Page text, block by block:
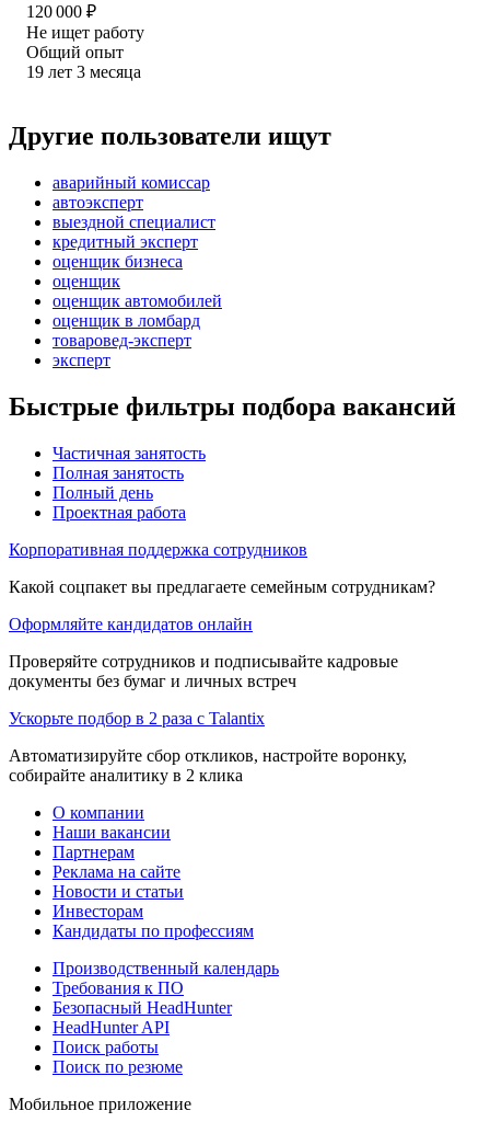
120 000 ₽
Не ищет работу
Общий опыт
19 лет 3 месяца
Другие пользователи ищут
аварийный комиссар
автоэксперт
выездной специалист
кредитный эксперт
оценщик бизнеса
оценщик
оценщик автомобилей
оценщик в ломбард
товаровед-эксперт
эксперт
Быстрые фильтры подбора вакансий
Частичная занятость
Полная занятость
Полный день
Проектная работа
Корпоративная поддержка сотрудников
Какой соцпакет вы предлагаете семейным сотрудникам?
Оформляйте кандидатов онлайн
Проверяйте сотрудников и подписывайте кадровые
документы без бумаг и личных встреч
Ускорьте подбор в 2 раза с Talantix
Автоматизируйте сбор откликов, настройте воронку,
собирайте аналитику в 2 клика
О компании
Наши вакансии
Партнерам
Реклама на сайте
Новости и статьи
Инвесторам
Кандидаты по профессиям
Производственный календарь
Требования к ПО
Безопасный HeadHunter
HeadHunter API
Поиск работы
Поиск по резюме
Мобильное приложение